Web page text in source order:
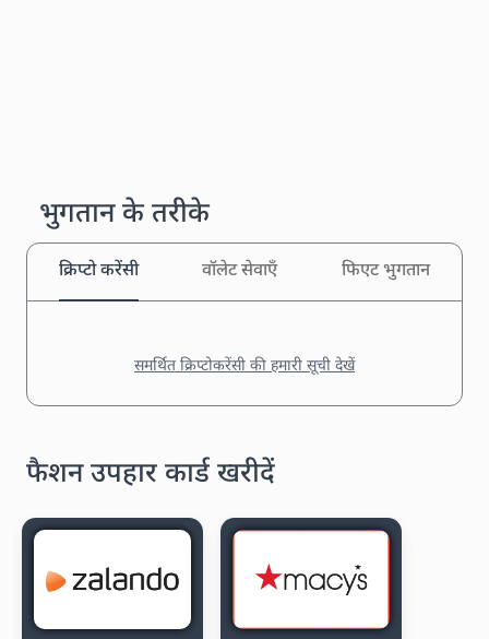
भुगतान के तरीके
क्रिप्टो करेंसी वॉलेट सेवाएँ फिएट भुगतान
समर्थित क्रिप्टोकरेंसी की हमारी सूची देखें
फैशन उपहार कार्ड खरीदें